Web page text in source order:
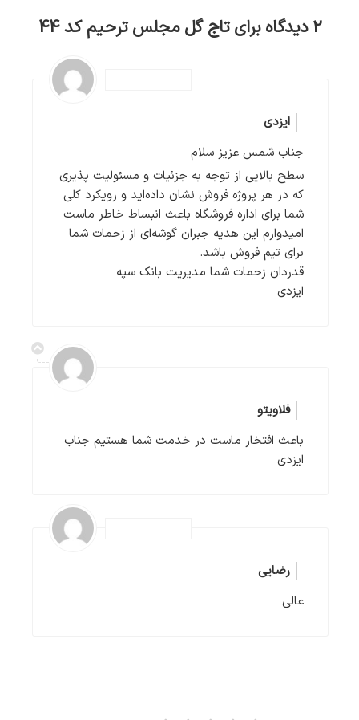
2 دیدگاه برای تاج گل مجلس ترحیم کد 44
ایزدی
جناب شمس عزیز سلام
سطح بالایی از توجه به جزئیات و مسئولیت پذیری
که در هر پروژه فروش نشان داده‌اید و رویکرد کلی
شما برای اداره فروشگاه باعث انبساط خاطر ماست
امیدوارم این هدیه جبران گوشه‌ای از زحمات شما
برای تیم فروش باشد.
قدردان زحمات شما مدیریت بانک سپه
ایزدی
فلاویتو
باعث افتخار ماست در خدمت شما هستیم جناب
ایزدی
رضایی
عالی